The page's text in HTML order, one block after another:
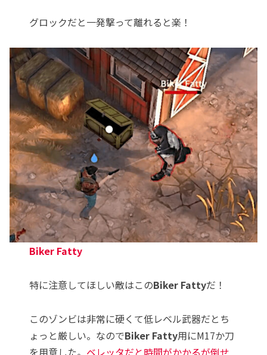
グロックだと一発撃って離れると楽！
Biker Fatty
特に注意してほしい敵はこのBiker Fattyだ！
このゾンビは非常に硬くて低レベル武器だとち
ょっと厳しい。なのでBiker Fatty用にM17か刀
を用意した。 ベレッタだと時間がかかるが倒せ